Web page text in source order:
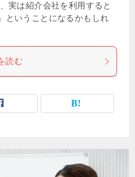
実は紹介会社を利用すると
ということになるかもしれ
読む